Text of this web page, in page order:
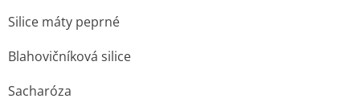
Silice máty peprné
Blahovičníková silice
Sacharóza